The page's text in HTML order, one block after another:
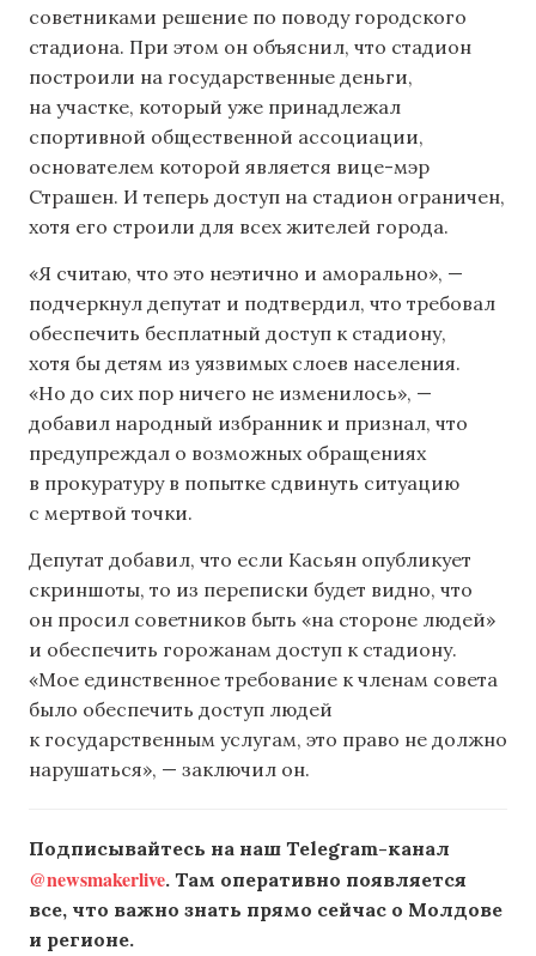
советниками решение по поводу городского
стадиона. При этом он объяснил, что стадион
построили на государственные деньги,
на участке, который уже принадлежал
спортивной общественной ассоциации,
основателем которой является вице-мэр
Страшен. И теперь доступ на стадион ограничен,
хотя его строили для всех жителей города.
«Я считаю, что это неэтично и аморально», —
подчеркнул депутат и подтвердил, что требовал
обеспечить бесплатный доступ к стадиону,
хотя бы детям из уязвимых слоев населения.
«Но до сих пор ничего не изменилось», —
добавил народный избранник и признал, что
предупреждал о возможных обращениях
в прокуратуру в попытке сдвинуть ситуацию
с мертвой точки.
Депутат добавил, что если Касьян опубликует
скриншоты, то из переписки будет видно, что
он просил советников быть «на стороне людей»
и обеспечить горожанам доступ к стадиону.
«Мое единственное требование к членам совета
было обеспечить доступ людей
к государственным услугам, это право не должно
нарушаться», — заключил он.
Подписывайтесь на наш Telegram-канал
@newsmakerlive. Там оперативно появляется
все, что важно знать прямо сейчас о Молдове
и регионе.